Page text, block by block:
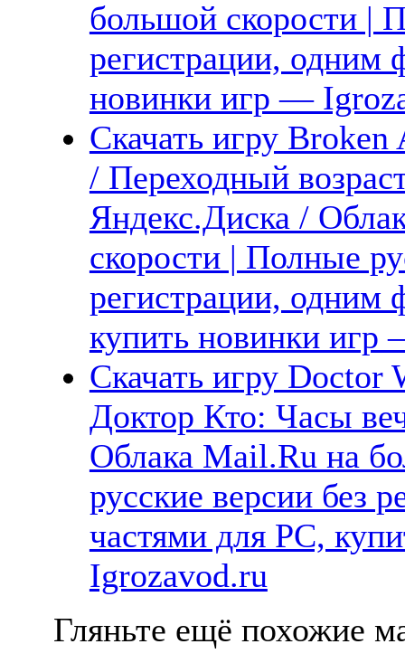
большой скорости |
регистрации, одним
новинки игр —
Скачать игру
/ Переходный
Яндекс.Диска /
скорости | Полные
регистрации, одним
купить новинки
Скачать игру
Доктор Кто: Часы
Облака Mail.Ru на
русские версии без
частями для PC,
Igrozavod.ru
Гляньте ещё похожие